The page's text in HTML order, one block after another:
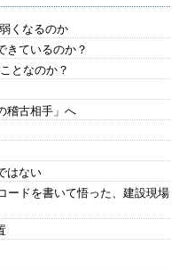
くなるのか
きているのか？
となのか？
稽古相手」へ
はない
ードを書いて悟った、建設現場